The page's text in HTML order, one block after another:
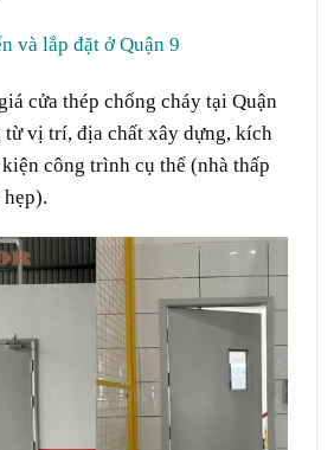
và lắp đặt ởQuận 9
cửa thép chống cháy tại Quận
từ vị trí, địa chất xây dựng, kích
công trình cụ thể (nhà thấp
).